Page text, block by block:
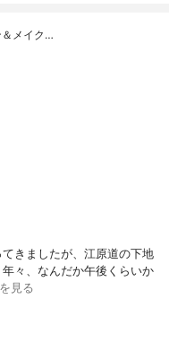
セリル‐2、リン酸アスコル
-γ-グルタミン酸Nａ、イザ
、ナイロン‐12、PEG‐9ジメ
チコン／ビニルジメチコ
＆メイク…
きましたが、江原道の下地
々、なんだか午後くらいか
見る